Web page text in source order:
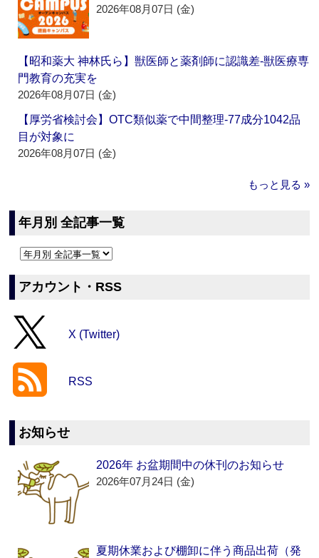
2026年08月07日 (金)
【昭和薬大 神林氏ら】獣医師と薬剤師に認識差‐獣医療専
門教育の充実を
2026年08月07日 (金)
【厚労省検討会】OTC類似薬で中間整理‐77成分1042品
目が対象に
2026年08月07日 (金)
もっと見る »
年月別 全記事一覧
アカウント・RSS
X (Twitter)
RSS
お知らせ
2026年 お盆期間中の休刊のお知らせ
2026年07月24日 (金)
夏期休業および棚卸に伴う商品出荷（発